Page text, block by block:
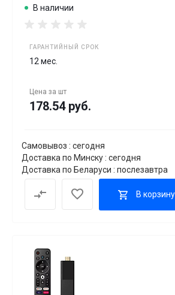
В наличии
ГАРАНТИЙНЫЙ СРОК
12 мес.
Цена за шт
178.54 руб.
Самовывоз : сегодня
Доставка по Минску : сегодня
Доставка по Беларуси : послезавтра
В корзину